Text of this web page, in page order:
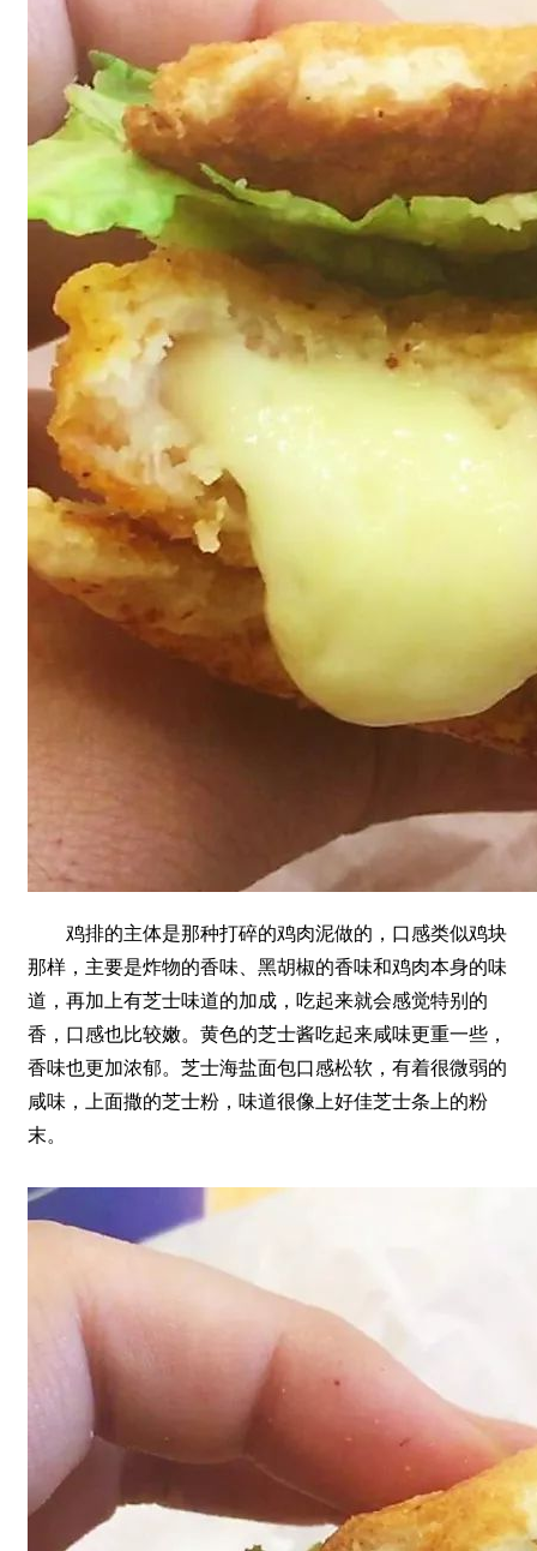
鸡排的主体是那种打碎的鸡肉泥做的，口感类似鸡块
那样，主要是炸物的香味、黑胡椒的香味和鸡肉本身的味
道，再加上有芝士味道的加成，吃起来就会感觉特别的
香，口感也比较嫩。黄色的芝士酱吃起来咸味更重一些，
香味也更加浓郁。芝士海盐面包口感松软，有着很微弱的
咸味，上面撒的芝士粉，味道很像上好佳芝士条上的粉
末。